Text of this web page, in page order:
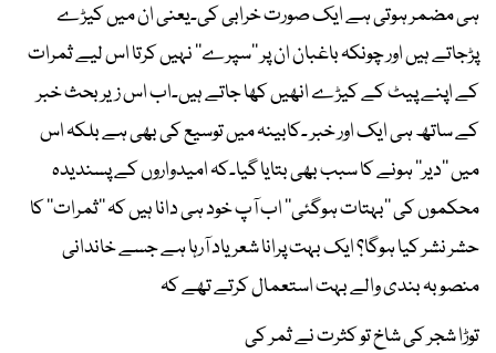
ہی مضمر ہوتی ہے ایک صورت خرابی کی۔یعنی ان میں کیڑے
پڑجاتے ہیں اور چونکہ باغبان ان پر ’’سپرے‘‘ نہیں کرتا اس لیے ثمرات
کے اپنے پیٹ کے کیڑے انھیں کھا جاتے ہیں۔اب اس زیر بحث خبر
کے ساتھ ہی ایک اور خبر ۔کابینہ میں توسیع کی بھی ہے بلکہ اس
میں ’’دیر‘‘ ہونے کا سبب بھی بتایا گیا۔کہ امیدواروں کے پسندیدہ
محکموں کی ’’بہتات ہوگئی‘‘ اب آپ خود ہی دانا ہیں کہ ’’ثمرات‘‘ کا
حشر نشر کیا ہوگا؟ ایک بہت پرانا شعر یاد آرہا ہے جسے خاندانی
منصوبہ بندی والے بہت استعمال کرتے تھے کہ
توڑا شجر کی شاخ تو کثرت نے ثمر کی